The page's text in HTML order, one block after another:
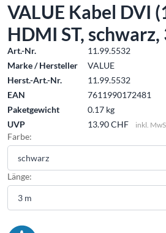
VALUE Kabel DVI
HDMI ST, schwarz,
Art.-Nr.
11.99.5532
Marke / Hersteller
VALUE
Herst.-Art.-Nr.
11.99.5532
EAN
7611990172481
Paketgewicht
0.17 kg
UVP
13.90 CHF inkl.
Farbe:
Länge: